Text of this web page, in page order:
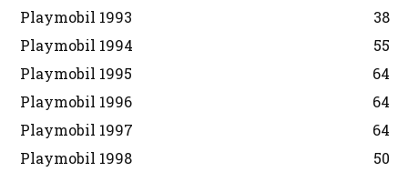
Playmobil 1993
38
Playmobil 1994
55
Playmobil 1995
64
Playmobil 1996
64
Playmobil 1997
64
Playmobil 1998
50